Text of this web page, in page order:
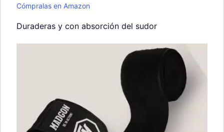
Cómpralas en Amazon
Duraderas y con absorción del sudor